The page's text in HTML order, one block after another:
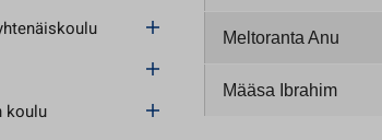
koulu
Meltoranta Anu
Määsa Ibrahim